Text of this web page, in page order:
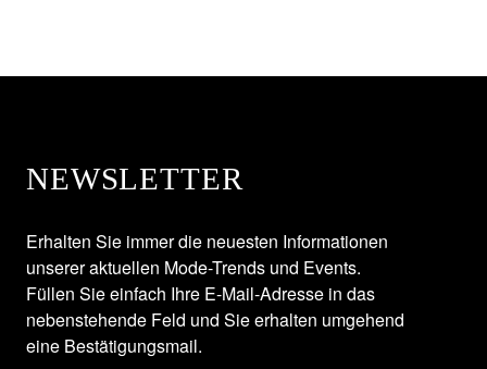
NEWSLETTER
Erhalten Sie immer die neuesten Informationen
unserer aktuellen Mode-Trends und Events.
Füllen Sie einfach Ihre E-Mail-Adresse in das
nebenstehende Feld und Sie erhalten umgehend
eine Bestätigungsmail.